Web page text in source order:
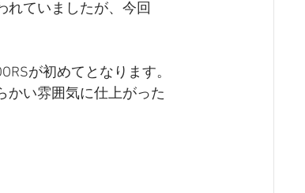
れていましたが、今回
が初めてとなります。
かい雰囲気に仕上がった